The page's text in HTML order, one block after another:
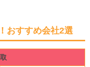
おすすめ会社2選